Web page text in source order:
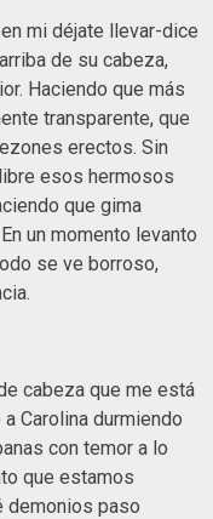
mi déjate llevar-dice
de su cabeza,
Haciendo que más
transparente, que
erectos. Sin
esos hermosos
que gima
un momento levanto
se ve borroso,
cabeza que me está
Carolina durmiendo
con temor a lo
que estamos
demonios paso